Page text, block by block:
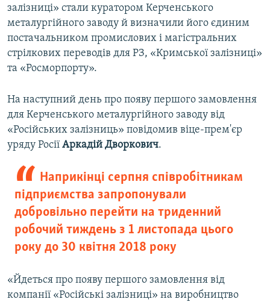
залізниці» стали куратором Керченського
металургійного заводу й визначили його єдиним
постачальником промислових і магістральних
стрілкових переводів для РЗ, «Кримської залізниці»
та «Росморпорту».
На наступний день про появу першого замовлення
для Керченського металургійного заводу від
«Російських залізниць» повідомив віце-прем'єр
уряду Росії Аркадій Дворкович.
Наприкінці серпня співробітникам
підприємства запропонували
добровільно перейти на триденний
робочий тиждень з 1 листопада цього
року до 30 квітня 2018 року
«Йдеться про появу першого замовлення від
компанії «Російські залізниці» на виробництво